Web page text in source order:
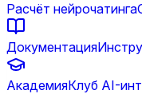
Расчёт нейрочатинга
Документация
АкадемияКлуб AI-